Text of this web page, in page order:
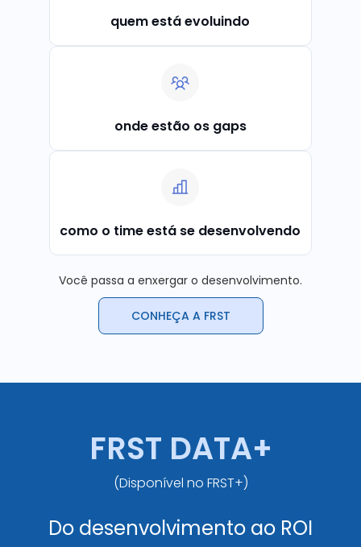
quem está evoluindo
onde estão os gaps
como o time está se desenvolvendo
Você passa a enxergar o desenvolvimento.
CONHEÇA A FRST
FRST DATA+
(Disponível no FRST+)
Do desenvolvimento ao ROI